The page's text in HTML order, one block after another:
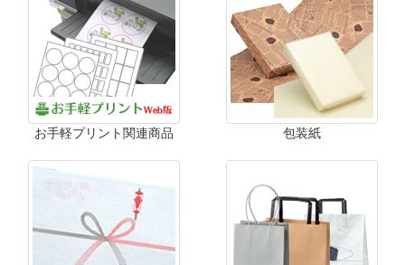
お手軽プリント関連商品 包装紙